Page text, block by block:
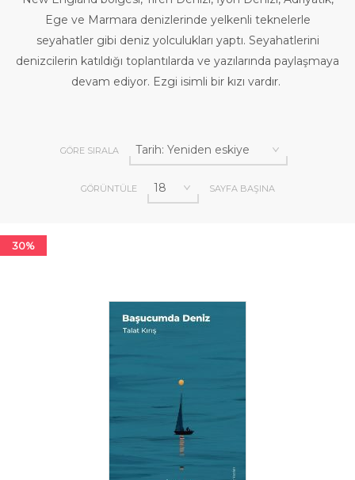
Ege ve Marmara denizlerinde yelkenli teknelerle
seyahatler gibi deniz yolculukları yaptı. Seyahatlerini
denizcilerin katıldığı toplantılarda ve yazılarında paylaşmaya
devam ediyor. Ezgi isimli bir kızı vardır.
GÖRE SIRALA
GÖRÜNTÜLE SAYFA BAŞINA
30%